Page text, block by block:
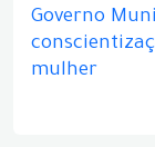
Governo
mulher